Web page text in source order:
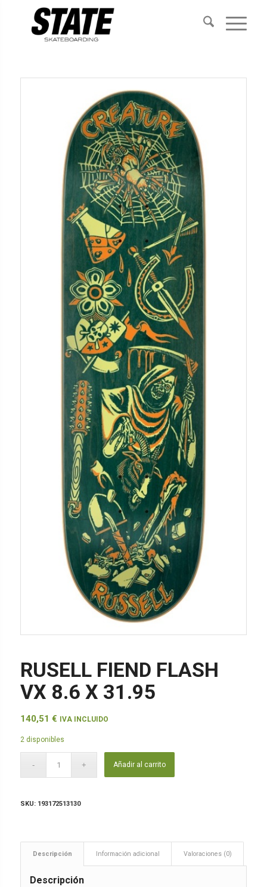
RUSELL FIEND FLASH
VX 8.6 X 31.95
140,51 € IVA INCLUIDO
2 disponibles
Añadir al carrito
SKU: 193172513130
Descripción Información adicional Valoraciones (0)
Descripción